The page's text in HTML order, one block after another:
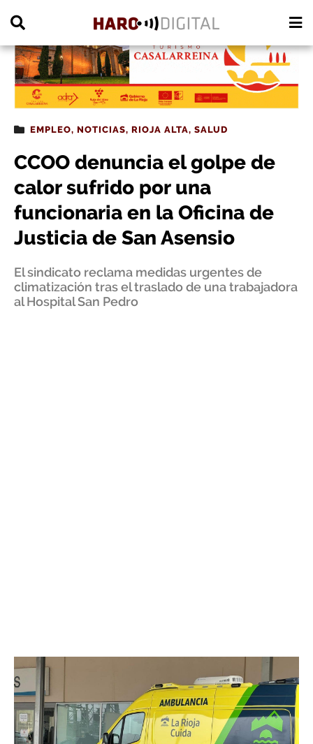
EMPLEO, NOTICIAS, RIOJA ALTA, SALUD
CCOO denuncia el golpe de
calor sufrido por una
funcionaria en la Oficina de
Justicia de San Asensio
El sindicato reclama medidas urgentes de
climatización tras el traslado de una trabajadora
al Hospital San Pedro